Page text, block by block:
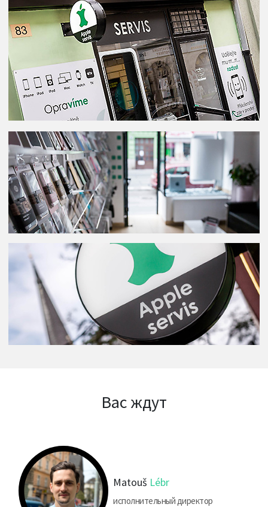
Вас ждут
Matouš Lébr
исполнительный директор